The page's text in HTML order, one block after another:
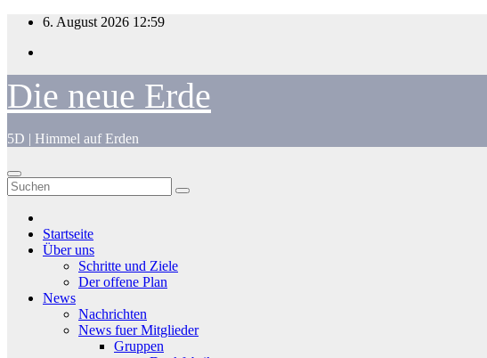
Zum
springen
6. August 2026 12:59
Die neue Erde
5D | Himmel auf Erden
Startseite
Über uns
Schritte und Ziele
Der offene Plan
News
Nachrichten
News fuer Mitglieder
Gruppen